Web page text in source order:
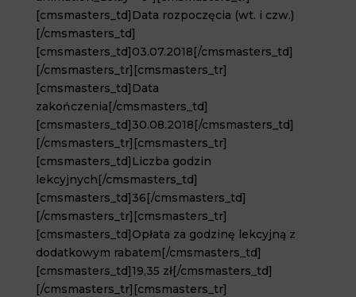
[cmsmasters_td]Data rozpoczęcia (wt. i czw.)
[/cmsmasters_td]
[cmsmasters_td]03.07.2018[/cmsmasters_td]
[/cmsmasters_tr][cmsmasters_tr]
[cmsmasters_td]Data
zakończenia[/cmsmasters_td]
[cmsmasters_td]30.08.2018[/cmsmasters_td]
[/cmsmasters_tr][cmsmasters_tr]
[cmsmasters_td]Liczba godzin
lekcyjnych[/cmsmasters_td]
[cmsmasters_td]36[/cmsmasters_td]
[/cmsmasters_tr][cmsmasters_tr]
[cmsmasters_td]Opłata za godzinę lekcyjną z
dodatkowym rabatem[/cmsmasters_td]
[cmsmasters_td]19,35 zł[/cmsmasters_td]
[/cmsmasters_tr][cmsmasters_tr]